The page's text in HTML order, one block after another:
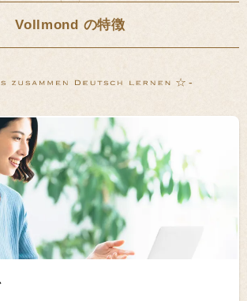
Vollmond の特徴
-